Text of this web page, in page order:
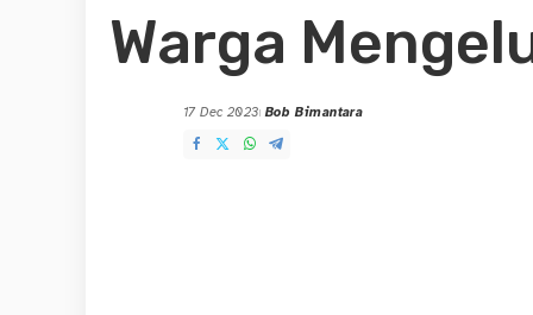
Warga
17 Dec 2023
Posted
by
Bob Bimantara